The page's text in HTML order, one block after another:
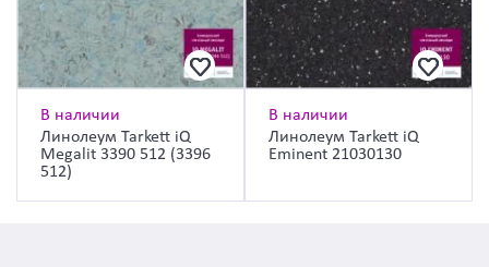
В наличии
Линолеум Tarkett iQ
Megalit 3390 512 (3396
512)
В наличии
Линолеум Tarkett iQ
Eminent 21030130